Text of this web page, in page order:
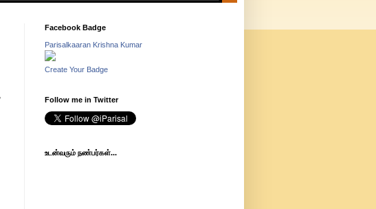
Facebook Badge
Parisalkaaran Krishna Kumar
Create Your Badge
Follow me in Twitter
உடன்வரும் நண்பர்கள்...